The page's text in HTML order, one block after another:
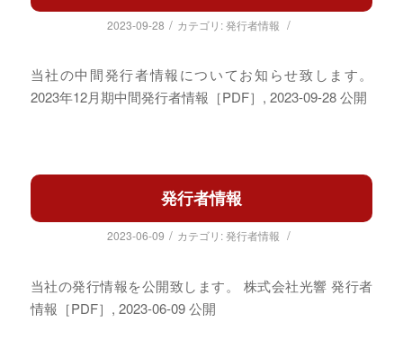
2023-09-28 / カテゴリ:発行者情報 /
当社の中間発行者情報についてお知らせ致します。
2023年12月期中間発行者情報［PDF］, 2023-09-28 公開
発行者情報
2023-06-09 / カテゴリ:発行者情報 /
当社の発行情報を公開致します。 株式会社光響 発行者
情報［PDF］, 2023-06-09 公開